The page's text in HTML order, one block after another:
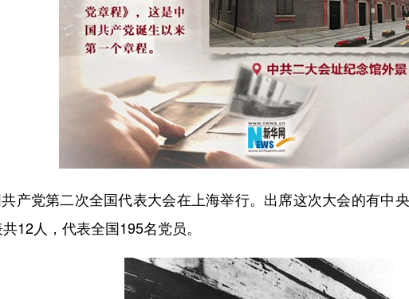
党第二次全国代表大会在上海举行。出席这次大会的有中
12人，代表全国195名党员。